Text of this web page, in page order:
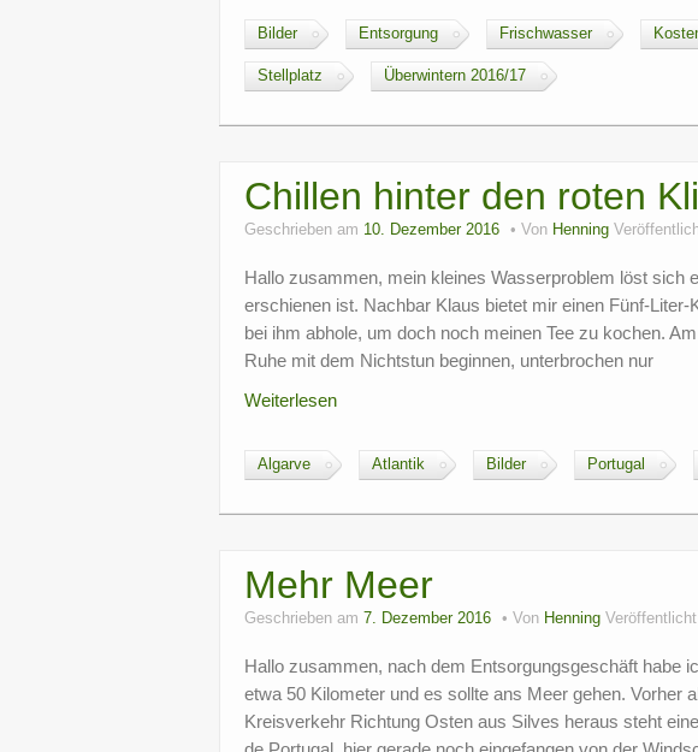
Bilder Entsorgung Frischwasser
Stellplatz Überwintern 2016/17
Chillen hinter den roten
Geschrieben am 10. Dezember 2016 Von Henning
Hallo zusammen, mein kleines Wasserproblem löst sich
erschienen ist. Nachbar Klaus bietet mir einen Fünf-
bei ihm abhole, um doch noch meinen Tee zu kochen.
Ruhe mit dem Nichtstun beginnen, unterbrochen nur
Weiterlesen
Algarve Atlantik Bilder Portugal
Mehr Meer
Geschrieben am 7. Dezember 2016 Von Henning
Hallo zusammen, nach dem Entsorgungsgeschäft habe
etwa 50 Kilometer und es sollte ans Meer gehen. Vorher
Kreisverkehr Richtung Osten aus Silves heraus steht